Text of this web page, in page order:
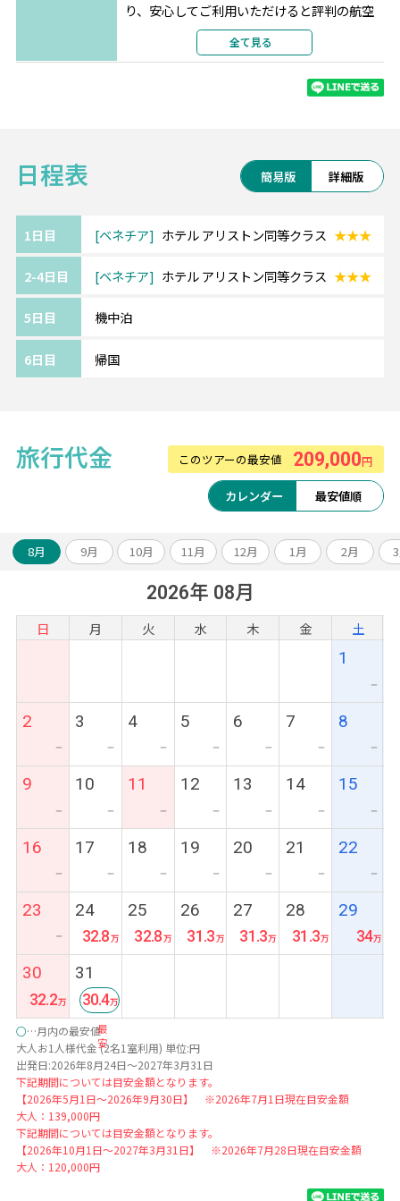
り、安心してご利用いただけると評判の航空
アムステルダムのスキポール空港はスーパー
や美術館など、充実した施設が魅力です。
世界中で最も美しい水の都といわれるベネチ
大運河をはじめ150もの運河が網の目のように
ゴンドラに乗りながらカンツォーネを聞く、
集めています。
へのグレードアップや
ホテルアレンジも可能です。
《ツアーアレンジが得意です！》
欧州各都市との周遊アレンジや、宿泊数の変
更、
ホテルアップグレード・変更もお問い合わせ
ください。
全て見る
日程表 簡易版 詳細版
1日目 ベネチア ホテル アリストン同等クラス ★★★
2-4日目 ベネチア ホテル アリストン同等クラス ★★★
5日目 機中泊
6日目 帰国
旅行代金 このツアーの最安値 209,000円
カレンダー 最安値順
8月 9月 10月 11月 12月 1月 2月
2026年 08月
日 月 火 水 木 金 土
1
ー
2
ー
3
ー
4
ー
5
ー
6
ー
7
ー
8
ー
9
ー
10
ー
11
ー
12
ー
13
ー
14
ー
15
ー
16
ー
17
ー
18
ー
19
ー
20
ー
21
ー
22
ー
23
ー
24
32.8
25
32.8
26
31.3
27
31.3
28
31.3
29
34
30
32.2
31
最
安
30.4
○…月内の最安値
大人お1人様代金 (2名1室利用) 単位:円
出発日:2026年8月24日～2027年3月31日
下記期間については目安金額となります。
【2026年5月1日～2026年9月30日】 ※2026年7月1日現在目安金額
大人：139,000円
下記期間については目安金額となります。
【2026年10月1日～2027年3月31日】 ※2026年7月28日現在目安金額
大人：120,000円